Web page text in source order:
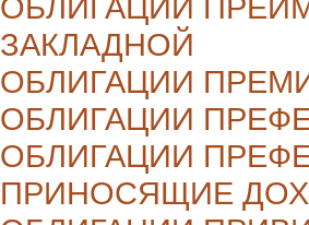
ЗАКЛАДНОЙ
ОБЛИГАЦИИ
ОБЛИГАЦИИ
ОБЛИГАЦИИ
ПРИНОСЯЩИЕ